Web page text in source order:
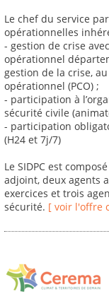
Le chef du service
opérationnelles
- gestion de crise
opérationnel
gestion de la crise,
opérationnel (PCO) ;
- participation à
sécurité civile
- participation
(H24 et 7j/7)
Le SIDPC est
adjoint, deux agents
exercices et trois
sécurité. [ voir l'offre